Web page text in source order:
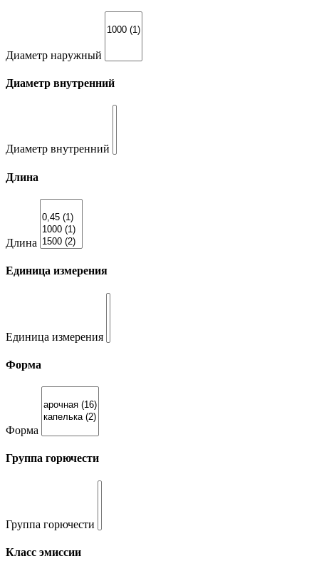
Диаметр наружный
Диаметр внутренний
Диаметр внутренний
Длина
Длина
Единица измерения
Единица измерения
Форма
Форма
Группа горючести
Группа горючести
Класс эмиссии